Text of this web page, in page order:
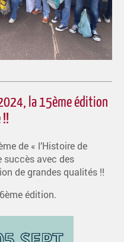
la 15ème édition
!!
de « l’Histoire de
succès avec des
de grandes qualités !!
édition.